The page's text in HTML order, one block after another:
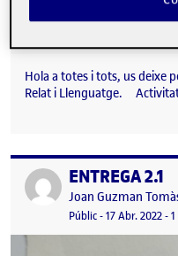
Hola a totes i tots, us deixe
Relat i Llenguatge.
Publicat perENTREGA 2.1
Publicat per
Joan Guzman
Visibilitat:
Públic-Data de
17 Abr. 2022-